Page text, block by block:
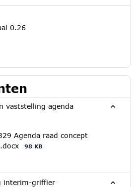
0.26
vaststelling agenda
Agenda raad concept
98 KB
interim-griffier